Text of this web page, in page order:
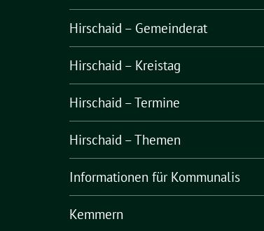
Hirschaid – Gemeinderat
Hirschaid – Kreistag
Hirschaid – Termine
Hirschaid – Themen
Informationen für Kommunalis
Kemmern